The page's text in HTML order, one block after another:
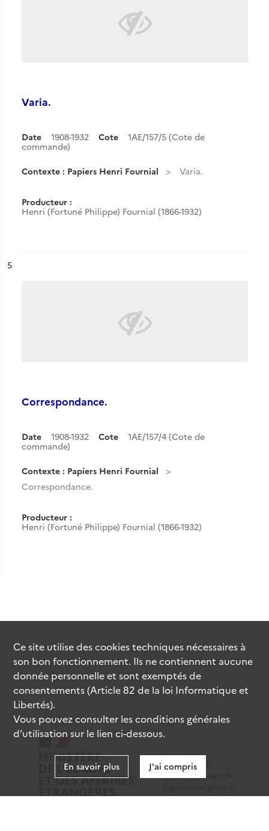
Varia.
Date 1908-1932 Cote
1AE/157/5 (Cote de
commande)
Contexte : Papiers Henri Fournial Varia.
Producteur :
Henri (Fortuné Philippe) Fournial (1866-1932)
n°
5
Correspondance.
Date 1908-1932 Cote
1AE/157/4 (Cote de
commande)
Contexte : Papiers Henri Fournial
Correspondance.
Producteur :
Henri (Fortuné Philippe) Fournial (1866-1932)
data.gouv.fr
gouvernement.fr
service-public.fr
Ce site utilise descookiestechniques nécessaires à
son bon fonctionnement. Ils ne contiennent aucune
donnée personnelle et sont exemptés de
consentements (Article 82 de la loi Informatique et
Libertés).
Vous pouvez consulter les conditions générales
d’utilisation sur le lien ci-dessous.
En savoir plus J'ai compris